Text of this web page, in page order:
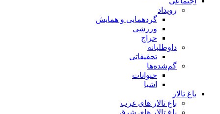
رویداد
گردهمایی و همایش
ورزشی
حراج
داوطلبانه
تحقیقاتی
گم‌شده‌ها
حیوانات
اشیا
باغ تالار
باغ تالار های غرب